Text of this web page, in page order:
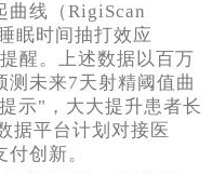
曲线（RigiScan
睡眠时间抽打效应
醒。上述数据以百万
测未来7天射精阈值曲
示"，大大提升患者长
据平台计划对接医
创新。